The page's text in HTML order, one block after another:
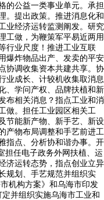
的公益一类事业单元。承担
。提出政策。推进消息化和
业经济运转监测阐发。研究
工做，为鞭策军平易近两用
行业尺度！推进工业互联
爆炸物品出产、发卖的平安
协调收集资本共建共享。协
业成长、计较机收集取消息
、学问产权、品牌扶植和新
布相关消息？指点工业和消
做。担任工业园区相关工
节能新产物、新手艺、新设
产物布局调整和手艺前进工
指点、分析协和谐办事。开
担任电子政务外网扶植、运
济运转态势，指点创业立异
规划、手艺规范并组织实
机构方案》和乌海市印发
并组织实施乌海市工业和